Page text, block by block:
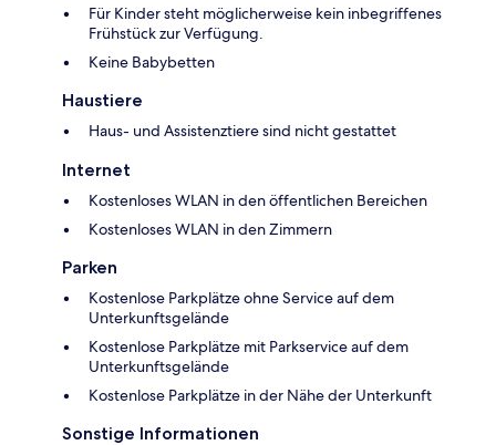
Für Kinder steht möglicherweise kein inbegriffenes
Frühstück zur Verfügung.
Keine Babybetten
Haustiere
Haus- und Assistenztiere sind nicht gestattet
Internet
Kostenloses WLAN in den öffentlichen Bereichen
Kostenloses WLAN in den Zimmern
Parken
Kostenlose Parkplätze ohne Service auf dem
Unterkunftsgelände
Kostenlose Parkplätze mit Parkservice auf dem
Unterkunftsgelände
Kostenlose Parkplätze in der Nähe der Unterkunft
Sonstige Informationen